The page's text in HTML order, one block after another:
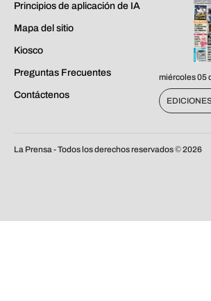
Principios de aplicación de IA
Mapa del sitio
Kiosco
Preguntas Frecuentes
Contáctenos
miércoles 05
La Prensa - Todos los derechos reservados ©2026